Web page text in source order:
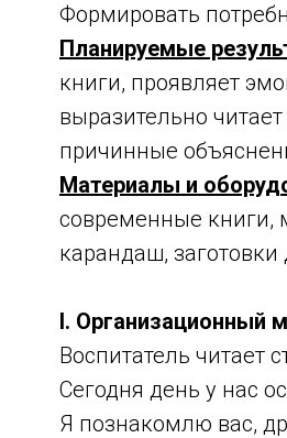
Формировать
Планируемые
книги, проявляет
выразительно
причинные
Материалы и
современные книги,
карандаш,
I. Организационный
Воспитатель читает
Сегодня день у нас
Я познакомлю вас,